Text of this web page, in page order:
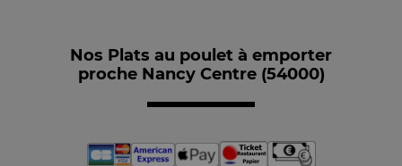
Nos Plats au poulet à emporter
proche Nancy Centre (54000)